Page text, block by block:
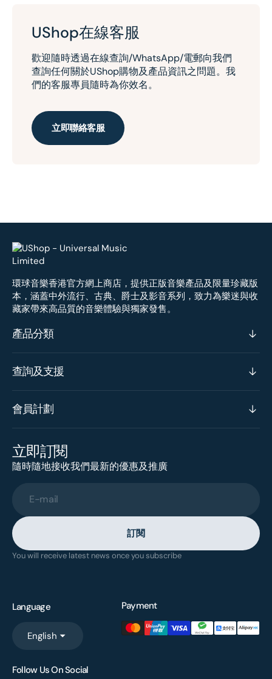
UShop在線客服
歡迎隨時透過在線查詢/WhatsApp/電郵向我們
查詢任何關於UShop購物及產品資訊之問題。我
們的客服專員隨時為你效名。
立即聯絡客服
環球音樂香港官方網上商店，提供正版音樂產品及限量珍藏版
本，涵蓋中外流行、古典、爵士及影音系列，致力為樂迷與收
藏家帶來高品質的音樂體驗與獨家發售。
產品分類
查詢及支援
會員計劃
立即訂閱
隨時隨地接收我們最新的優惠及推廣
E-mail
訂閱
You will receive latest news once you subscribe
Language
English
Payment
Follow Us On Social